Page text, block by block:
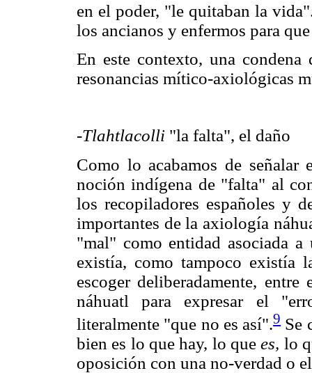
en el poder, "le quitaban la
los ancianos y enfermos para
En este contexto, una
resonancias mítico-axiológicas
-Tlahtlacolli "la falta", el daño
Como lo acabamos de
noción indígena de "falta" al
los recopiladores españoles y
importantes de la axiología
"mal" como entidad asociada
existía, como tampoco existía
escoger deliberadamente,
náhuatl para expresar el
literalmente "que no es así".9Se
bien es lo que hay, lo quees, lo
oposición con una no-verdad o